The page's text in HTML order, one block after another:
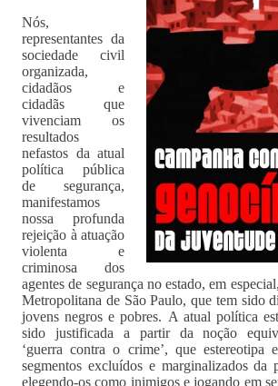
Nós,
representantes da
sociedade civil
organizada,
cidadãos e
cidadãs que
vivenciam os
resultados
nefastos da atual
política pública
de segurança,
manifestamos
nossa profunda
rejeição à atuação
violenta e
criminosa dos
agentes de segurança no estado, em
Metropolitana de São Paulo, que tem sido
jovens negros e pobres. A atual política
sido justificada a partir da noção
‘guerra contra o crime’, que estereotipa
segmentos excluídos e marginalizados da
elegendo-os como inimigos e jogando em